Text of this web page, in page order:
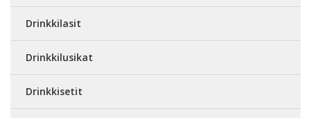
Drinkkilasit
Drinkkilusikat
Drinkkisetit